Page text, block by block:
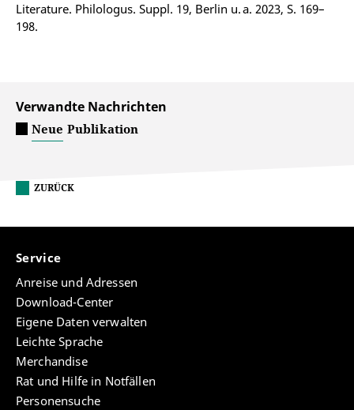
Literature. Philologus. Suppl. 19, Berlin u. a. 2023, S. 169–
198.
Verwandte Nachrichten
Neue Publikation
ZURÜCK
Service
Anreise und Adressen
Download-Center
Eigene Daten verwalten
Leichte Sprache
Merchandise
Rat und Hilfe in Notfällen
Personensuche